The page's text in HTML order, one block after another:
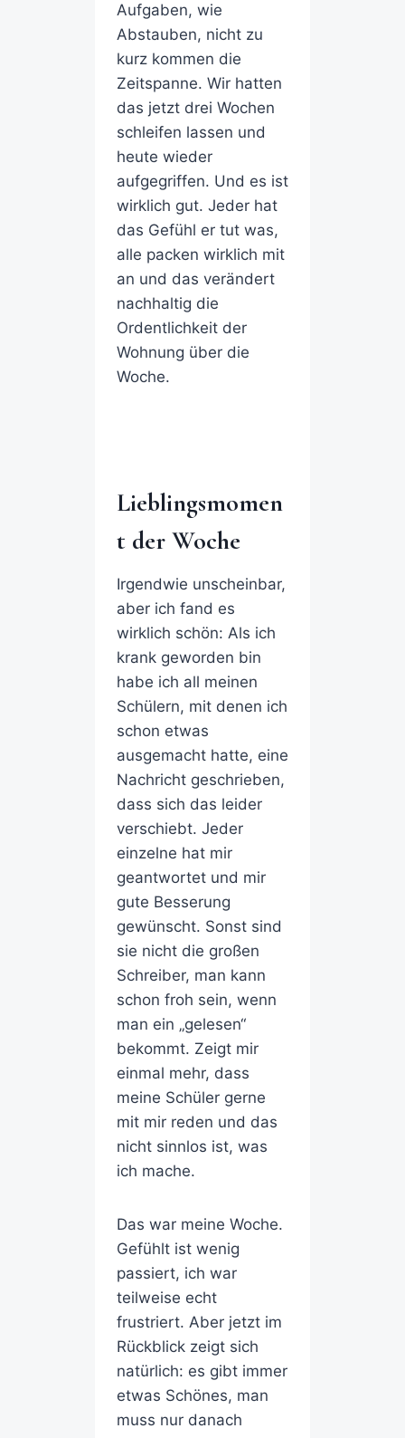
Aufgaben, wie
Abstauben, nicht zu
kurz kommen die
Zeitspanne. Wir hatten
das jetzt drei Wochen
schleifen lassen und
heute wieder
aufgegriffen. Und es ist
wirklich gut. Jeder hat
das Gefühl er tut was,
alle packen wirklich mit
an und das verändert
nachhaltig die
Ordentlichkeit der
Wohnung über die
Woche.
Lieblingsmomen
t der Woche
Irgendwie unscheinbar,
aber ich fand es
wirklich schön: Als ich
krank geworden bin
habe ich all meinen
Schülern, mit denen ich
schon etwas
ausgemacht hatte, eine
Nachricht geschrieben,
dass sich das leider
verschiebt. Jeder
einzelne hat mir
geantwortet und mir
gute Besserung
gewünscht. Sonst sind
sie nicht die großen
Schreiber, man kann
schon froh sein, wenn
man ein „gelesen“
bekommt. Zeigt mir
einmal mehr, dass
meine Schüler gerne
mit mir reden und das
nicht sinnlos ist, was
ich mache.
Das war meine Woche.
Gefühlt ist wenig
passiert, ich war
teilweise echt
frustriert. Aber jetzt im
Rückblick zeigt sich
natürlich: es gibt immer
etwas Schönes, man
muss nur danach